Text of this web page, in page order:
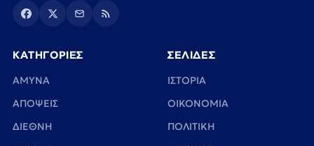
ΚΑΤΗΓΟΡΙΕΣ
ΑΜΥΝΑ
ΑΠΟΨΕΙΣ
ΔΙΕΘΝΗ
ΣΕΛΙΔΕΣ
ΙΣΤΟΡΙΑ
ΟΙΚΟΝΟΜΙΑ
ΠΟΛΙΤΙΚΗ